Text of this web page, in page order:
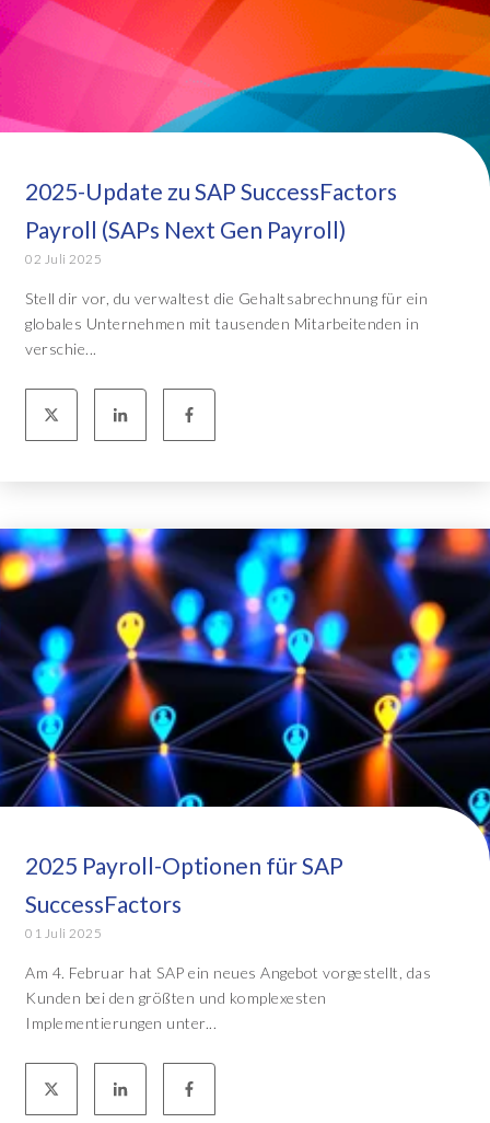
2025-Update zu SAP SuccessFactors
Payroll (SAPs Next Gen Payroll)
02 Juli 2025
Stell dir vor, du verwaltest die Gehaltsabrechnung für ein
globales Unternehmen mit tausenden Mitarbeitenden in
verschie...
2025 Payroll-Optionen für SAP
SuccessFactors
01 Juli 2025
Am 4. Februar hat SAP ein neues Angebot vorgestellt, das
Kunden bei den größten und komplexesten
Implementierungen unter...